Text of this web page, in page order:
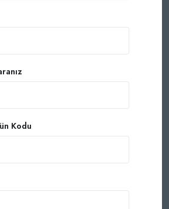
Kodu